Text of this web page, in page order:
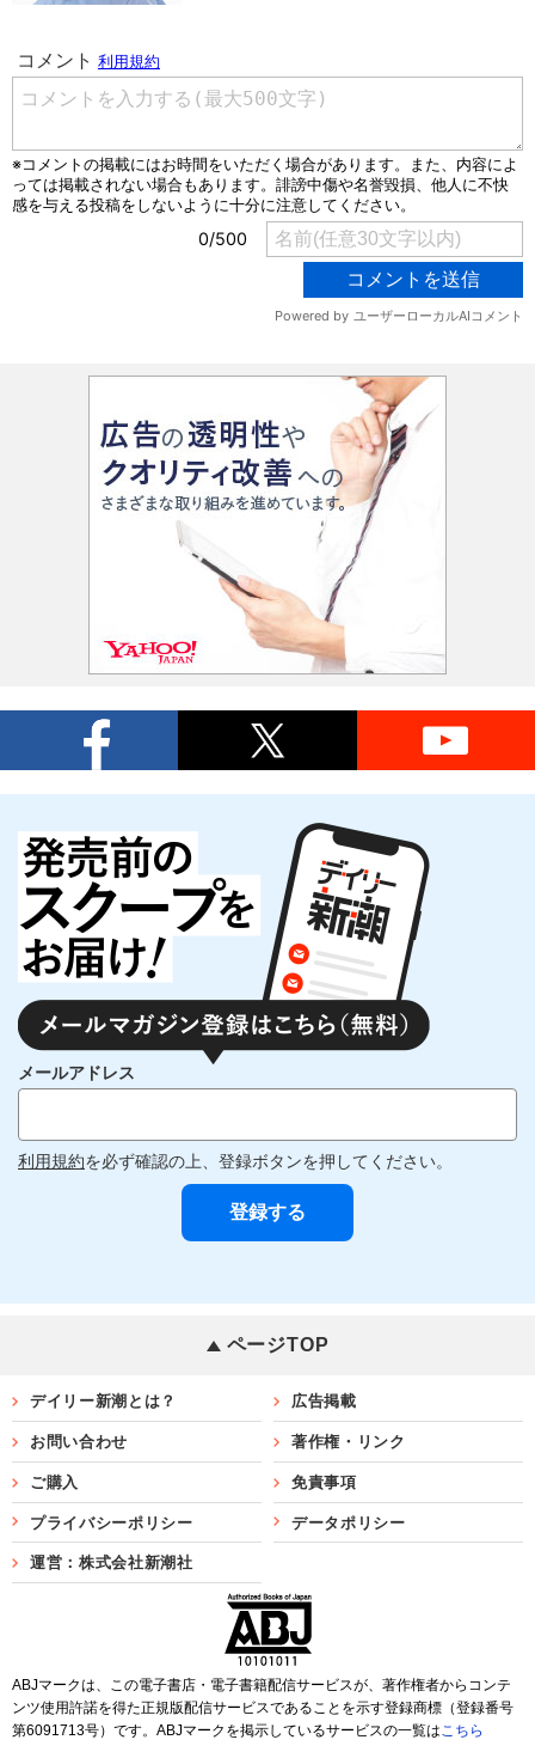
メールアドレス
利用規約を必ず確認の上、登録ボタンを押してください。
ページTOP
デイリー新潮とは？ 広告掲載
お問い合わせ 著作権・リンク
ご購入 免責事項
プライバシーポリシー データポリシー
運営：株式会社新潮社
ABJマークは、この電子書店・電子書籍配信サービスが、著作権者からコンテ
ンツ使用許諾を得た正規版配信サービスであることを示す登録商標（登録番号
第6091713号）です。ABJマークを掲示しているサービスの一覧はこちら